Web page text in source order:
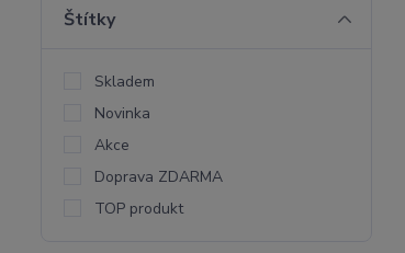
Štítky
Skladem
Novinka
Akce
Doprava ZDARMA
TOP produkt